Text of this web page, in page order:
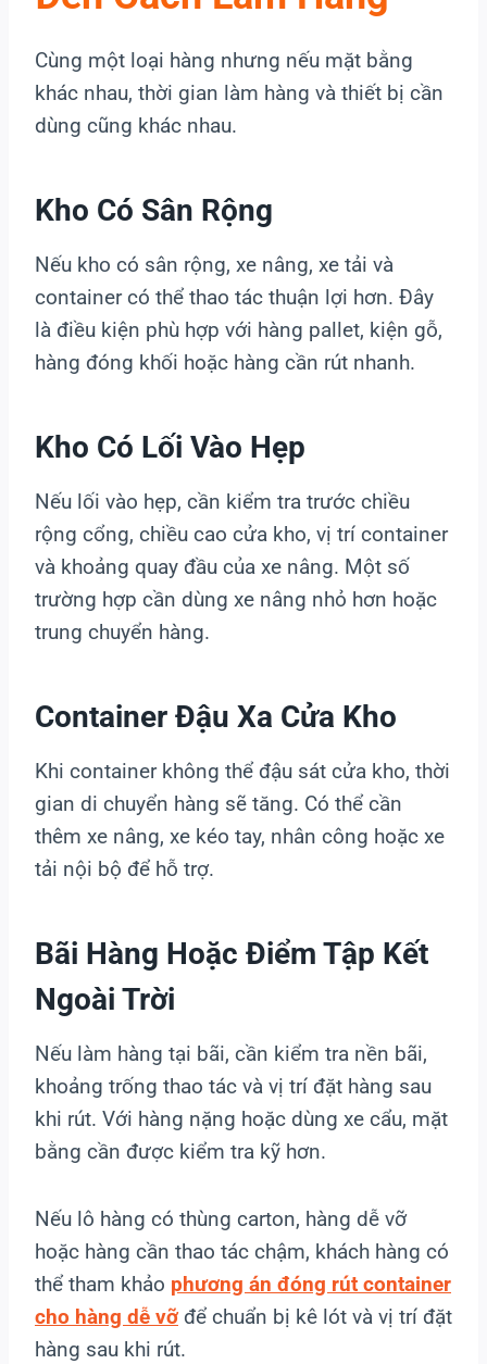
Cùng một loại hàng nhưng nếu mặt bằng
khác nhau, thời gian làm hàng và thiết bị cần
dùng cũng khác nhau.
Kho Có Sân Rộng
Nếu kho có sân rộng, xe nâng, xe tải và
container có thể thao tác thuận lợi hơn. Đây
là điều kiện phù hợp với hàng pallet, kiện gỗ,
hàng đóng khối hoặc hàng cần rút nhanh.
Kho Có Lối Vào Hẹp
Nếu lối vào hẹp, cần kiểm tra trước chiều
rộng cổng, chiều cao cửa kho, vị trí container
và khoảng quay đầu của xe nâng. Một số
trường hợp cần dùng xe nâng nhỏ hơn hoặc
trung chuyển hàng.
Container Đậu Xa Cửa Kho
Khi container không thể đậu sát cửa kho, thời
gian di chuyển hàng sẽ tăng. Có thể cần
thêm xe nâng, xe kéo tay, nhân công hoặc xe
tải nội bộ để hỗ trợ.
Bãi Hàng Hoặc Điểm Tập Kết
Ngoài Trời
Nếu làm hàng tại bãi, cần kiểm tra nền bãi,
khoảng trống thao tác và vị trí đặt hàng sau
khi rút. Với hàng nặng hoặc dùng xe cẩu, mặt
bằng cần được kiểm tra kỹ hơn.
Nếu lô hàng có thùng carton, hàng dễ vỡ
hoặc hàng cần thao tác chậm, khách hàng có
thể tham khảo phương án đóng rút container
cho hàng dễ vỡđể chuẩn bị kê lót và vị trí đặt
hàng sau khi rút.